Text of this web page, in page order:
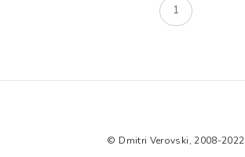
1
© Dmitri Verovski, 2008-2022